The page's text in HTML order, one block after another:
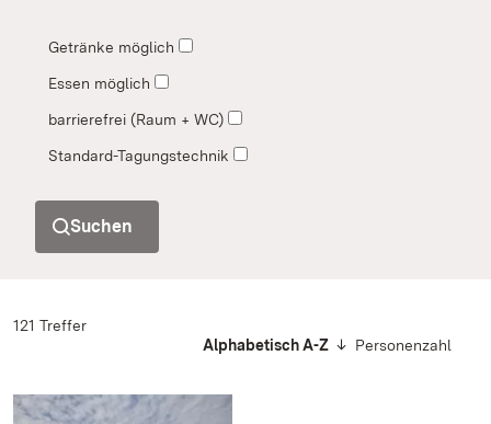
Getränke möglich
Essen möglich
barrierefrei (Raum + WC)
Standard-Tagungstechnik
Suchen
121 Treffer
Alphabetisch A-Z
Personenzahl